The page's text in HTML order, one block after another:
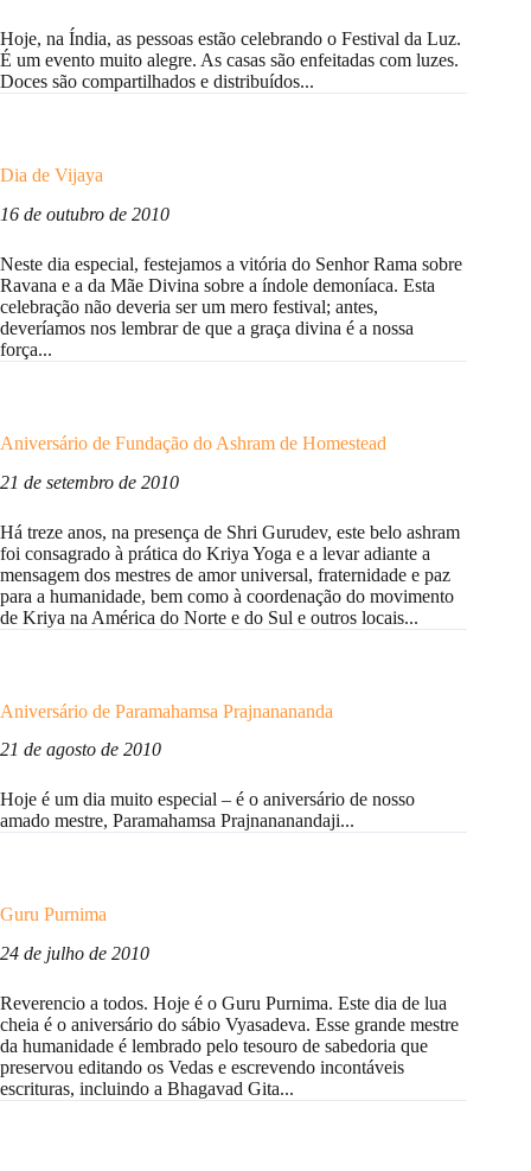
Hoje, na Índia, as pessoas estão celebrando o Festival da Luz.
É um evento muito alegre. As casas são enfeitadas com luzes.
Doces são compartilhados e distribuídos...
Dia de Vijaya
16 de outubro de 2010
Neste dia especial, festejamos a vitória do Senhor Rama sobre
Ravana e a da Mãe Divina sobre a índole demoníaca. Esta
celebração não deveria ser um mero festival; antes,
deveríamos nos lembrar de que a graça divina é a nossa
força...
Aniversário de Fundação do Ashram de Homestead
21 de setembro de 2010
Há treze anos, na presença de Shri Gurudev, este belo ashram
foi consagrado à prática do Kriya Yoga e a levar adiante a
mensagem dos mestres de amor universal, fraternidade e paz
para a humanidade, bem como à coordenação do movimento
de Kriya na América do Norte e do Sul e outros locais...
Aniversário de Paramahamsa Prajnanananda
21 de agosto de 2010
Hoje é um dia muito especial – é o aniversário de nosso
amado mestre, Paramahamsa Prajnananandaji...
Guru Purnima
24 de julho de 2010
Reverencio a todos. Hoje é o Guru Purnima. Este dia de lua
cheia é o aniversário do sábio Vyasadeva. Esse grande mestre
da humanidade é lembrado pelo tesouro de sabedoria que
preservou editando os Vedas e escrevendo incontáveis
escrituras, incluindo a Bhagavad Gita...